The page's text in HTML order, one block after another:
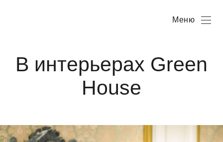
Меню
В интерьерах Green
House